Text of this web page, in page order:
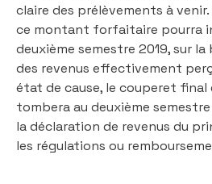
claire des prélèvements à
ce montant forfaitaire pourra
deuxième semestre 2019, sur
des revenus effectivement
état de cause, le couperet final
tombera au deuxième
la déclaration de revenus du
les régulations ou